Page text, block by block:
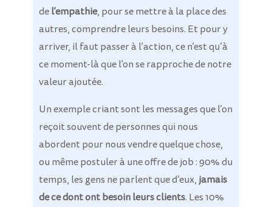
del’empathie, pour se mettre à la place des
autres, comprendre leurs besoins. Et pour y
arriver, il faut passer à l’action, ce n’est qu’à
ce moment-là que l’on se rapproche de notre
valeur ajoutée.
Un exemple criant sont les messages que l’on
reçoit souvent de personnes qui nous
abordent pour nous vendre quelque chose,
ou même postuler à une offre de job : 90% du
temps, les gens ne parlent que d’eux, jamais
de ce dont ont besoin leurs clients. Les 10%